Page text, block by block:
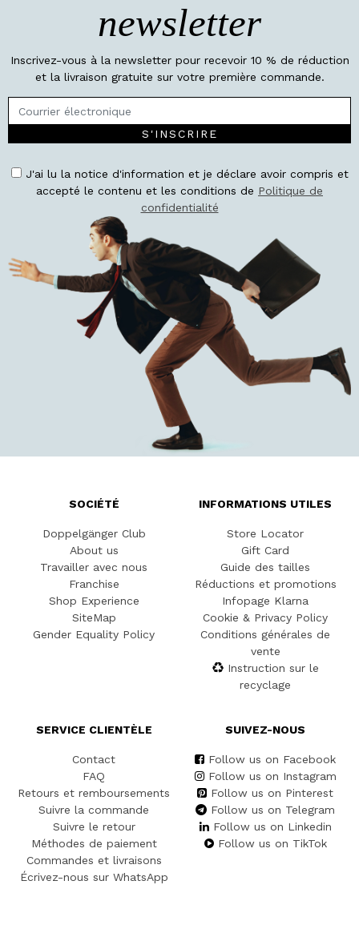
newsletter
Inscrivez-vous à la newsletter pour recevoir 10 % de réduction
et la livraison gratuite sur votre première commande.
S'INSCRIRE
J'ai lu la notice d'information et je déclare avoir compris et
accepté le contenu et les conditions de Politique de
confidentialité
SOCIÉTÉ
Doppelgänger Club
About us
Travailler avec nous
Franchise
Shop Experience
SiteMap
Gender Equality Policy
INFORMATIONS UTILES
Store Locator
Gift Card
Guide des tailles
Réductions et promotions
Infopage Klarna
Cookie & Privacy Policy
Conditions générales de
vente
Instruction sur le
recyclage
SERVICE CLIENTÈLE
Contact
FAQ
Retours et remboursements
Suivre la commande
Suivre le retour
Méthodes de paiement
Commandes et livraisons
Écrivez-nous sur WhatsApp
SUIVEZ-NOUS
Follow us on Facebook
Follow us on Instagram
Follow us on Pinterest
Follow us on Telegram
Follow us on Linkedin
Follow us on TikTok